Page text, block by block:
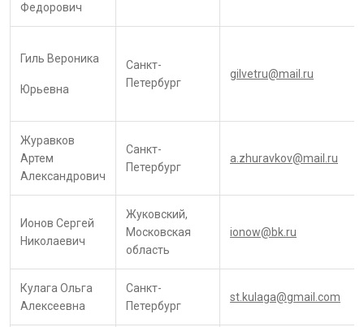
Федорович
Гиль Вероника
Юрьевна
Санкт-
Петербург
gilvetru@mail.ru
Журавков
Артем
Александрович
Санкт-
Петербург
a.zhuravkov@mail.ru
Ионов Сергей
Николаевич
Жуковский,
Московская
область
ionow@bk.ru
Кулага Ольга
Алексеевна
Санкт-
Петербург
st.kulaga@gmail.com